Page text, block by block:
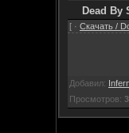
Dead By
[ · Скачать /
Добавил:
Просмотров: